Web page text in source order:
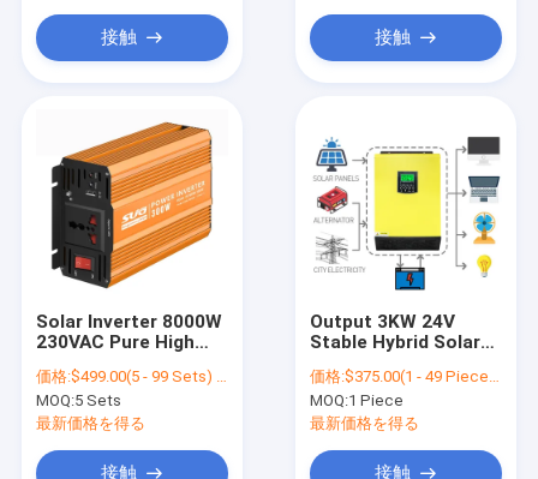
接触 接触
Solar Inverter 8000W
230VAC Pure High
Power Sine Wave
Home Appliance
Inverter
価格:$499.00(5 - 99 Sets) $492.00(100 - 499 Sets) $489.00(500 - 999 Sets) $484.00(>=1000 Sets)
MOQ:5 Sets
最新価格を得る
接触
Output 3KW 24V
Stable Hybrid Solar
Controller Inverter
Integrated Control
with WIFI
価格:$375.00(1 - 49 Pieces) $360.00(>=50 Pieces)
MOQ:1 Piece
最新価格を得る
接触